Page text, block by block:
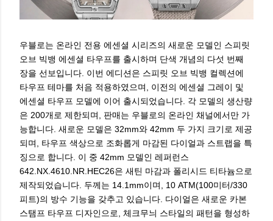
우블로는 온라인 전용 에센셜 시리즈의 새로운 모델인 스피릿
오브 빅뱅 에센셜 타우프를 출시하며 단색 개념의 다섯 번째
장을 선보입니다. 이번 에디션은 스피릿 오브 빅뱅 컬렉션에
타우프 테마를 처음 적용하였으며, 이전의 에센셜 그레이 및
에센셜 타우프 모델에 이어 출시되었습니다. 각 모델의 생산량
은 200개로 제한되며, 판매는 우블로의 온라인 채널에서만 가
능합니다. 새로운 모델은 32mm와 42mm 두 가지 크기로 제공
되며, 타우프 색상으로 조화롭게 마감된 다이얼과 스트랩을 특
징으로 합니다. 이 중 42mm 모델인 레퍼런스
642.NX.4610.NR.HEC26은 새틴 마감과 폴리시드 티타늄으로
제작되었습니다. 두께는 14.1mm이며, 10 ATM(100미터/330
피트)의 방수 기능을 갖추고 있습니다. 다이얼은 새로운 카본
스탬프 타우프 디자인으로, 체크무늬 스타일의 패턴을 형성하